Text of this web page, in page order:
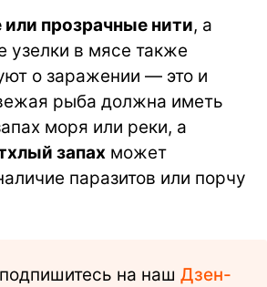
прозрачные нити, а
узелки в мясе также
о заражении — это и
рыба должна иметь
моря или реки, а
запах может
паразитов или порчу
на наш Дзен-